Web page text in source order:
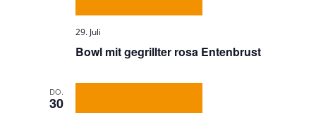
Bowl mit gegrillter rosa Entenbrust
29. Juli
DO.
30